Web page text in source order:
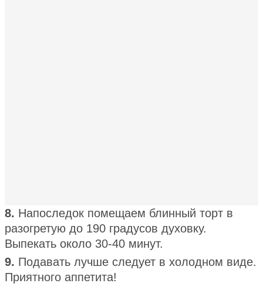
8. Напоследок помещаем блинный торт в
разогретую до 190 градусов духовку.
Выпекать около 30-40 минут.
9. Подавать лучше следует в холодном виде.
Приятного аппетита!